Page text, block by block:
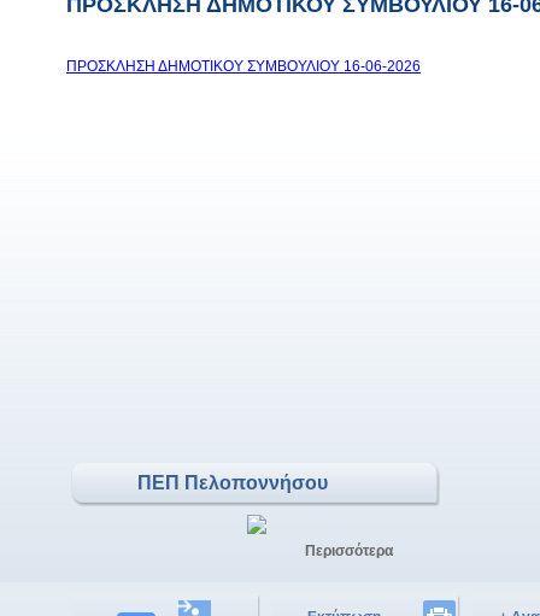
ΠΡΟΣΚΛΗΣΗ ΔΗΜΟΤΙΚΟΥ ΣΥΜΒΟΥΛΙΟΥ 16-
ΠΡΟΣΚΛΗΣΗ ΔΗΜΟΤΙΚΟΥ ΣΥΜΒΟΥΛΙΟΥ 16-06-2026
ΠΕΠ Πελοποννήσου
Περισσότερα